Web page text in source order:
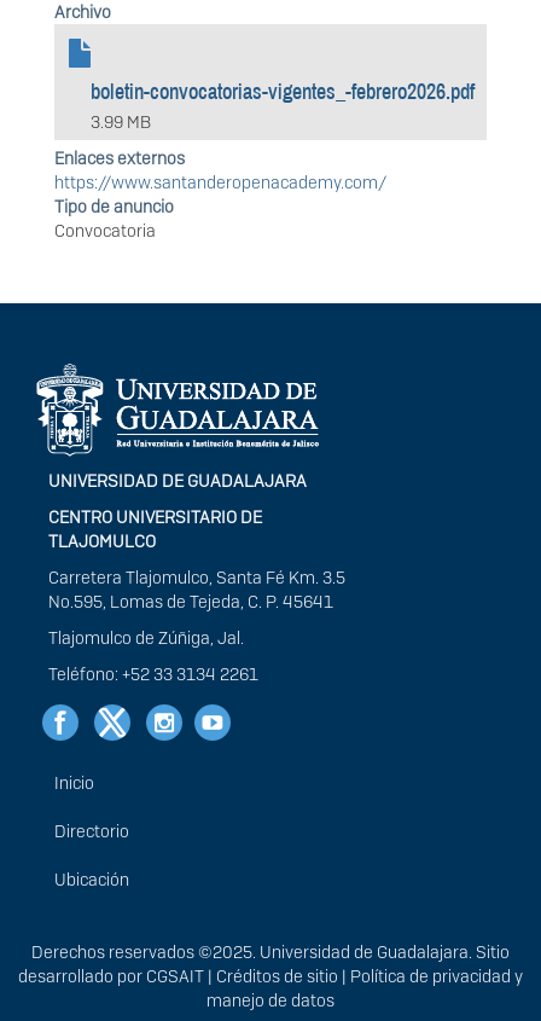
Archivo
boletin-convocatorias-vigentes_-febrero2026.pdf
3.99 MB
Enlaces externos
https://www.santanderopenacademy.com/
Tipo de anuncio
Convocatoria
Información del
portal
UNIVERSIDAD DE GUADALAJARA
CENTRO UNIVERSITARIO DE
TLAJOMULCO
Carretera Tlajomulco, Santa Fé Km. 3.5
No.595, Lomas de Tejeda, C. P. 45641
Tlajomulco de Zúñiga, Jal.
Teléfono: +52 33 3134 2261
Menú
principal
Inicio
Directorio
Ubicación
Derechos
Derechos reservados ©2025. Universidad de Guadalajara. Sitio
desarrollado por CGSAIT | Créditos de sitio | Política de privacidad y
manejo de datos